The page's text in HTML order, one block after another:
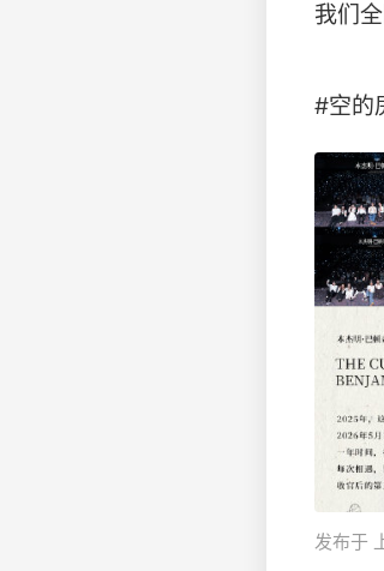
我们全
#空的
发布于